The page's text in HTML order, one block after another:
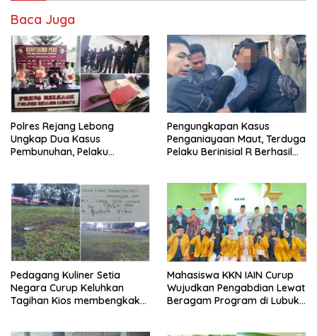
Baca Juga
Polres Rejang Lebong
Ungkap Dua Kasus
Pembunuhan, Pelaku
Pengungkapan Kasus
Penganiayaan Maut, Terduga
Pelaku Berinisial R Berhasil
Pedagang Kuliner Setia
Negara Curup Keluhkan
Tagihan Kios membengkak
Mahasiswa KKN IAIN Curup
Wujudkan Pengabdian Lewat
Beragam Program di Lubuk